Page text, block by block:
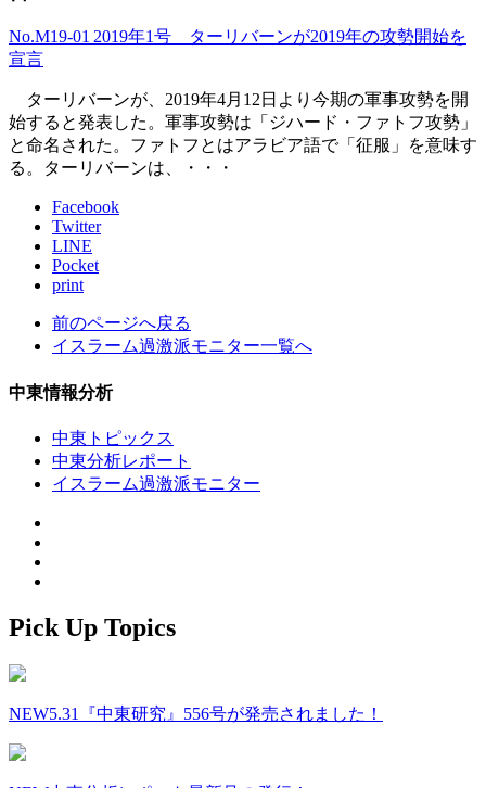
No.M19-01 2019年1号 ターリバーンが2019年の攻勢開始を
宣言
ターリバーンが、2019年4月12日より今期の軍事攻勢を開
始すると発表した。軍事攻勢は「ジハード・ファトフ攻勢」
と命名された。ファトフとはアラビア語で「征服」を意味す
る。ターリバーンは、・・・
Facebook
Twitter
LINE
Pocket
print
前のページへ戻る
イスラーム過激派モニター一覧へ
中東情報分析
中東トピックス
中東分析レポート
イスラーム過激派モニター
Pick Up Topics
NEW5.31『中東研究』556号が発売されました！